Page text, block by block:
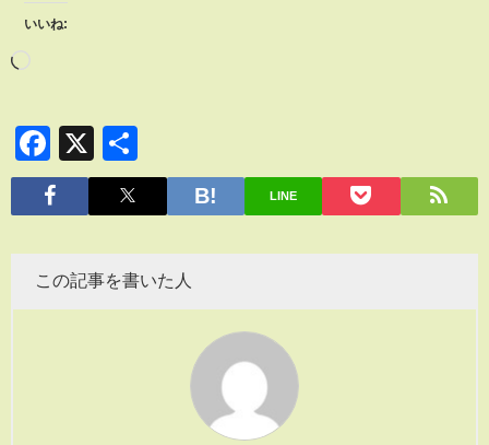
いいね:
Facebook
X
有
LINE
この記事を書いた人